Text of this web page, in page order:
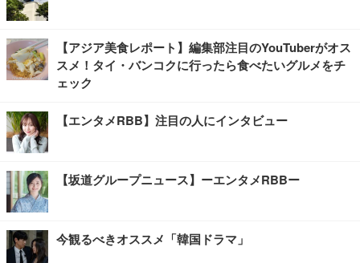
【アジア美食レポート】編集部注目のYouTuberがオス
スメ！タイ・バンコクに行ったら食べたいグルメをチ
ェック
【エンタメRBB】注目の人にインタビュー
【坂道グループニュース】ーエンタメRBBー
今観るべきオススメ「韓国ドラマ」